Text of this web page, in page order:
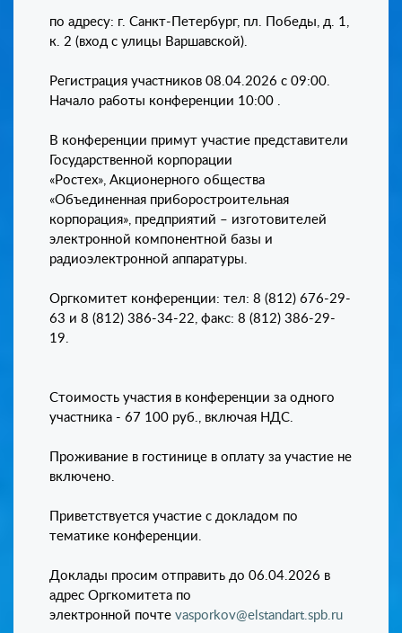
по адресу: г. Санкт-Петербург, пл. Победы, д. 1,
к. 2 (вход с улицы Варшавской).
Регистрация участников 08.04.2026 с 09:00.
Начало работы конференции 10:00 .
В конференции примут участие представители
Государственной корпорации
«Ростех», Акционерного общества
«Объединенная приборостроительная
корпорация», предприятий – изготовителей
электронной компонентной базы и
радиоэлектронной аппаратуры.
Оргкомитет конференции: тел: 8 (812) 676-29-
63 и 8 (812) 386-34-22, факс: 8 (812) 386-29-
19.
Стоимость участия в конференции за одного
участника - 67 100 руб., включая НДС.
Проживание в гостинице в оплату за участие не
включено.
Приветствуется участие с докладом по
тематике конференции.
Доклады просим отправить до 06.04.2026 в
адрес Оргкомитета по
электронной почте vasporkov@elstandart.spb.ru